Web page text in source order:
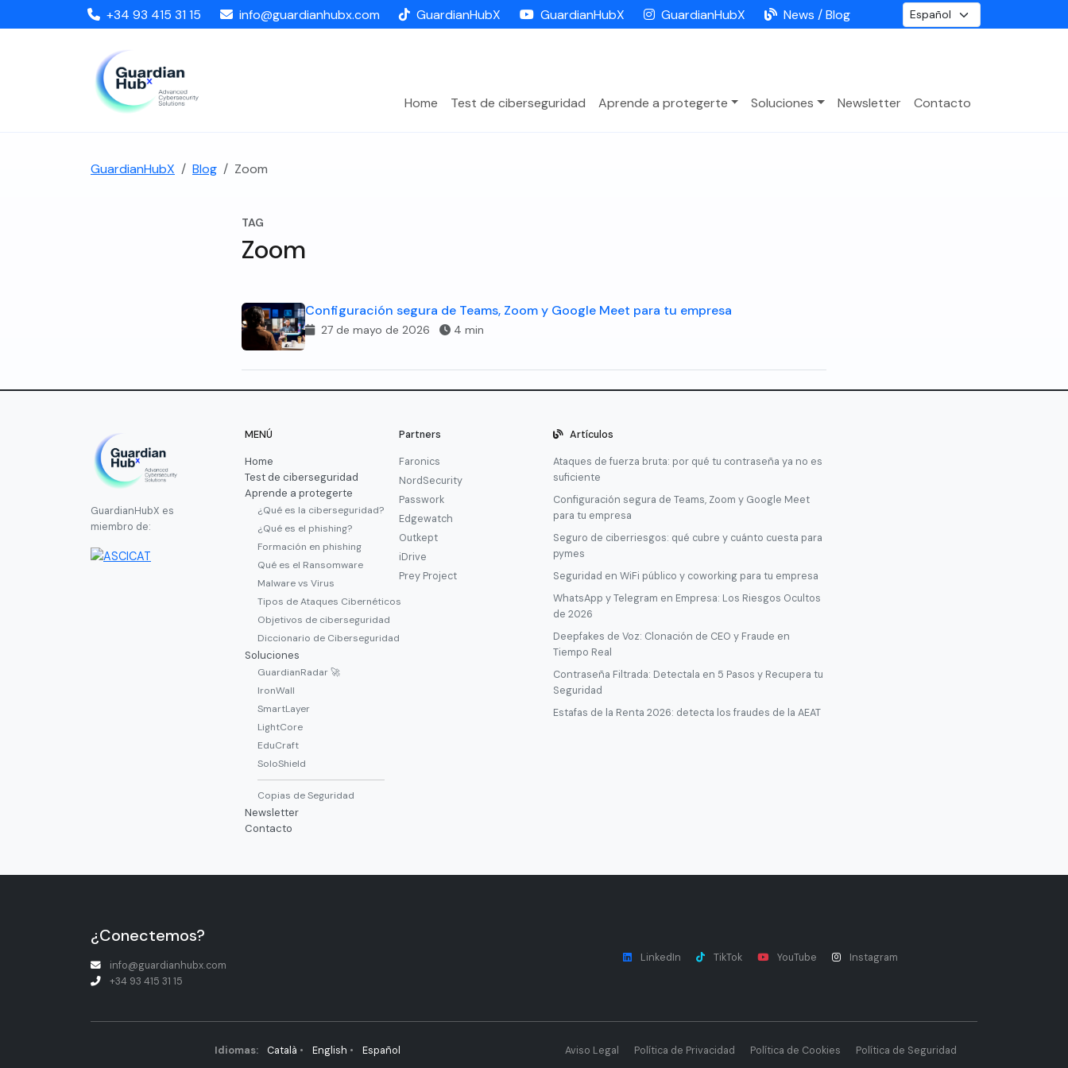
+34 93 415 31 15 info@guardianhubx.com GuardianHubX GuardianHubX GuardianHubX News / Blog
Home Test de ciberseguridad Aprende a protegerte Soluciones Newsletter Contacto
GuardianHubX Blog Zoom
TAG
Zoom
Configuración segura de Teams, Zoom y Google Meet para tu empresa
27 de mayo de 2026 4 min
GuardianHubX es
miembro de:
MENÚ
Home
Test de ciberseguridad
Aprende a protegerte
¿Qué es la ciberseguridad?
¿Qué es el phishing?
Formación en phishing
Qué es el Ransomware
Malware vs Virus
Tipos de Ataques Cibernéticos
Objetivos de ciberseguridad
Diccionario de Ciberseguridad
Soluciones
GuardianRadar 🚀
IronWall
SmartLayer
LightCore
EduCraft
SoloShield
Copias de Seguridad
Newsletter
Contacto
Partners
Faronics
NordSecurity
Passwork
Edgewatch
Outkept
iDrive
Prey Project
Artículos
Ataques de fuerza bruta: por qué tu contraseña ya no es
suficiente
Configuración segura de Teams, Zoom y Google Meet
para tu empresa
Seguro de ciberriesgos: qué cubre y cuánto cuesta para
pymes
Seguridad en WiFi público y coworking para tu empresa
WhatsApp y Telegram en Empresa: Los Riesgos Ocultos
de 2026
Deepfakes de Voz: Clonación de CEO y Fraude en
Tiempo Real
Contraseña Filtrada: Detectala en 5 Pasos y Recupera tu
Seguridad
Estafas de la Renta 2026: detecta los fraudes de la AEAT
¿Conectemos?
info@guardianhubx.com
+34 93 415 31 15
LinkedIn TikTok YouTube Instagram
Idiomas: Català • English • Español Aviso Legal Política de Privacidad Política de Cookies Política de Seguridad